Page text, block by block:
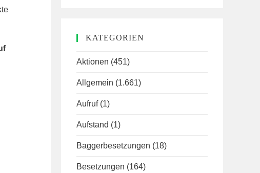
KATEGORIEN
Aktionen (451)
Allgemein (1.661)
Aufruf (1)
Aufstand (1)
Baggerbesetzungen (18)
Besetzungen (164)